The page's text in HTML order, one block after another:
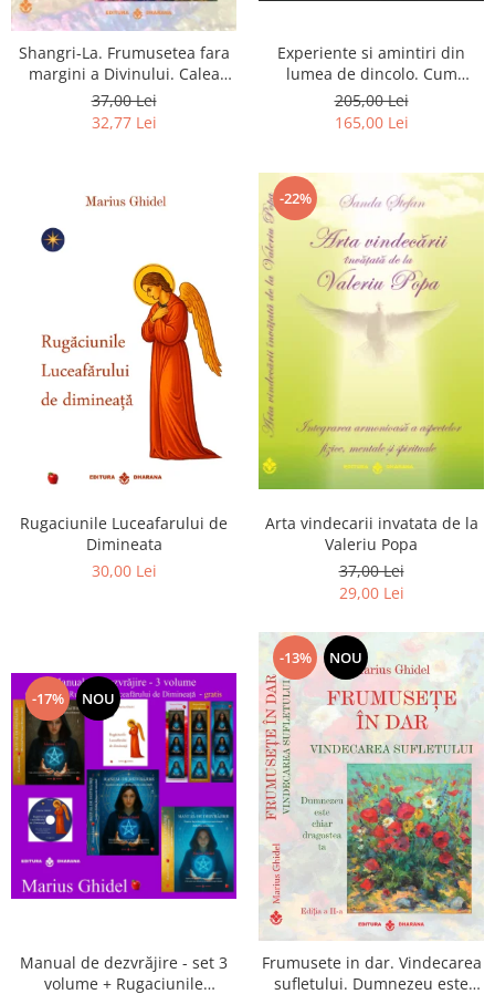
Shangri-La. Frumusetea fara
margini a Divinului. Calea
catre fericire
37,00 Lei
32,77 Lei
Experiente si amintiri din
lumea de dincolo. Cum
obtinem puteri
extrasenzoriale - cu exercitii
205,00 Lei
165,00 Lei
Rugaciunile Luceafarului de
Dimineata
30,00 Lei
-22%
Arta vindecarii invatata de la
Valeriu Popa
37,00 Lei
29,00 Lei
-17% NOU
Manual de dezvrăjire - set 3
volume + Rugaciunile
-13% NOU
Frumusete in dar. Vindecarea
sufletului. Dumnezeu este